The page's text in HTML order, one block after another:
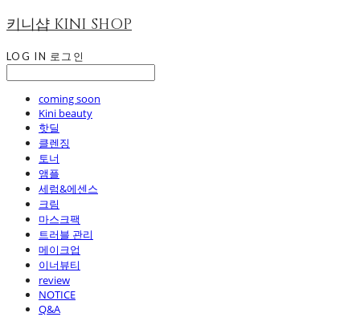
키니샵 KINI SHOP
LOG IN 로그인
coming soon
Kini beauty
핫딜
클렌징
토너
앰플
세럼&에센스
크림
마스크팩
트러블 관리
메이크업
이너뷰티
review
NOTICE
Q&A